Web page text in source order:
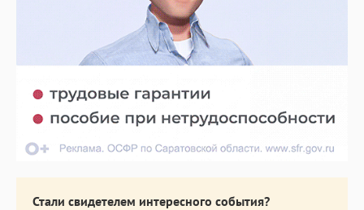
Стали свидетелем интересного события?